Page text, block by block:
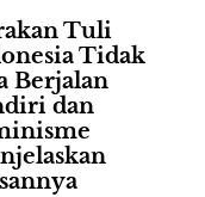
Tuli
Tidak
Berjalan
dan